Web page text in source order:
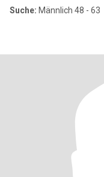
Suche: Männlich 48 - 63